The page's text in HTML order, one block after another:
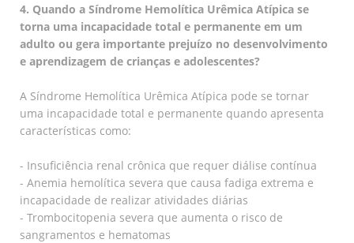
4. Quando a Síndrome Hemolítica Urêmica Atípica se
torna uma incapacidade total e permanente em um
adulto ou gera importante prejuízo no desenvolvimento
e aprendizagem de crianças e adolescentes?
A Síndrome Hemolítica Urêmica Atípica pode se tornar
uma incapacidade total e permanente quando apresenta
características como:
- Insuficiência renal crônica que requer diálise contínua
- Anemia hemolítica severa que causa fadiga extrema e
incapacidade de realizar atividades diárias
- Trombocitopenia severa que aumenta o risco de
sangramentos e hematomas